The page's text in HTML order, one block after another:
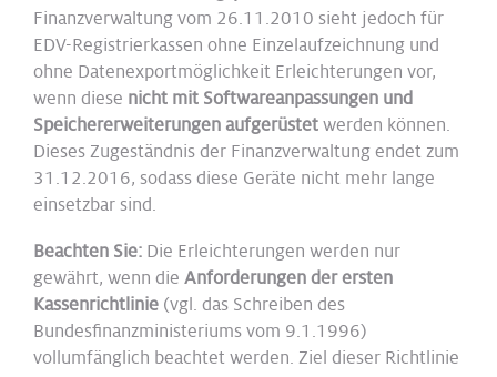
Finanzverwaltung vom 26.11.2010 sieht jedoch für
EDV-Registrierkassen ohne Einzelaufzeichnung und
ohne Datenexportmöglichkeit Erleichterungen vor,
wenn diese nicht mit Softwareanpassungen und
Speichererweiterungen aufgerüstet werden können.
Dieses Zugeständnis der Finanzverwaltung endet zum
31.12.2016, sodass diese Geräte nicht mehr lange
einsetzbar sind.
Beachten Sie: Die Erleichterungen werden nur
gewährt, wenn die Anforderungen der ersten
Kassenrichtlinie (vgl. das Schreiben des
Bundesfinanzministeriums vom 9.1.1996)
vollumfänglich beachtet werden. Ziel dieser Richtlinie